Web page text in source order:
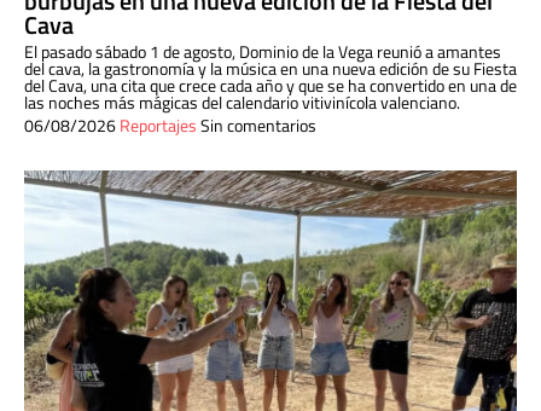
Cava
El pasado sábado 1 de agosto, Dominio de la Vega reunió a amantes
del cava, la gastronomía y la música en una nueva edición de su Fiesta
del Cava, una cita que crece cada año y que se ha convertido en una de
las noches más mágicas del calendario vitivinícola valenciano.
06/08/2026ReportajesSin comentarios